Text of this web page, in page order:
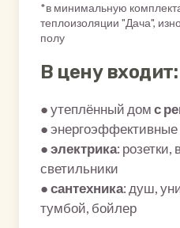
*в минимальную
теплоизоляции "Дача",
полу
В цену входит:
● утеплённый домс
● энергоэффективные
●электрика:
светильники
●сантехника: душ,
тумбой, бойлер